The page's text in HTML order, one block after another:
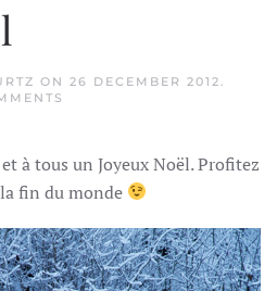
ON 26 DECEMBER 2012
à tous un Joyeux Noël. Profitez
fin du monde